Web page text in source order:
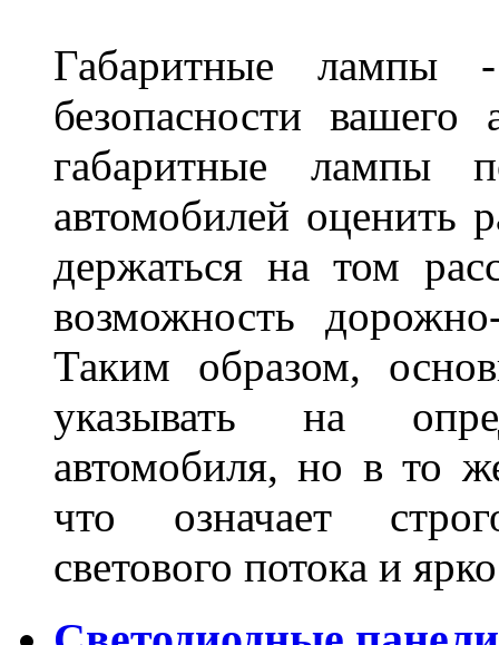
Габаритные лампы
безопасности
габаритные лампы
автомобилей оценить
держаться на том
возможность
Таким образом,
указывать на
автомобиля, но в то
что означает
светового потока и